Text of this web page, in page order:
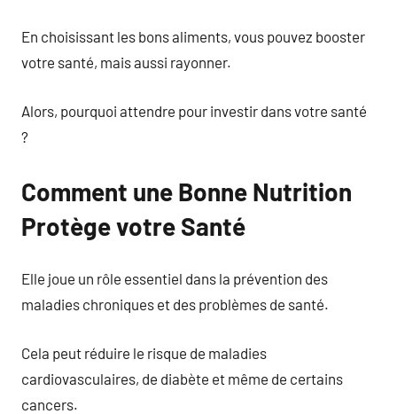
En choisissant les bons aliments, vous pouvez booster
votre santé, mais aussi rayonner.
Alors, pourquoi attendre pour investir dans votre santé
?
Comment une Bonne Nutrition
Protège votre Santé
Elle joue un rôle essentiel dans la prévention des
maladies chroniques et des problèmes de santé.
Cela peut réduire le risque de maladies
cardiovasculaires, de diabète et même de certains
cancers.